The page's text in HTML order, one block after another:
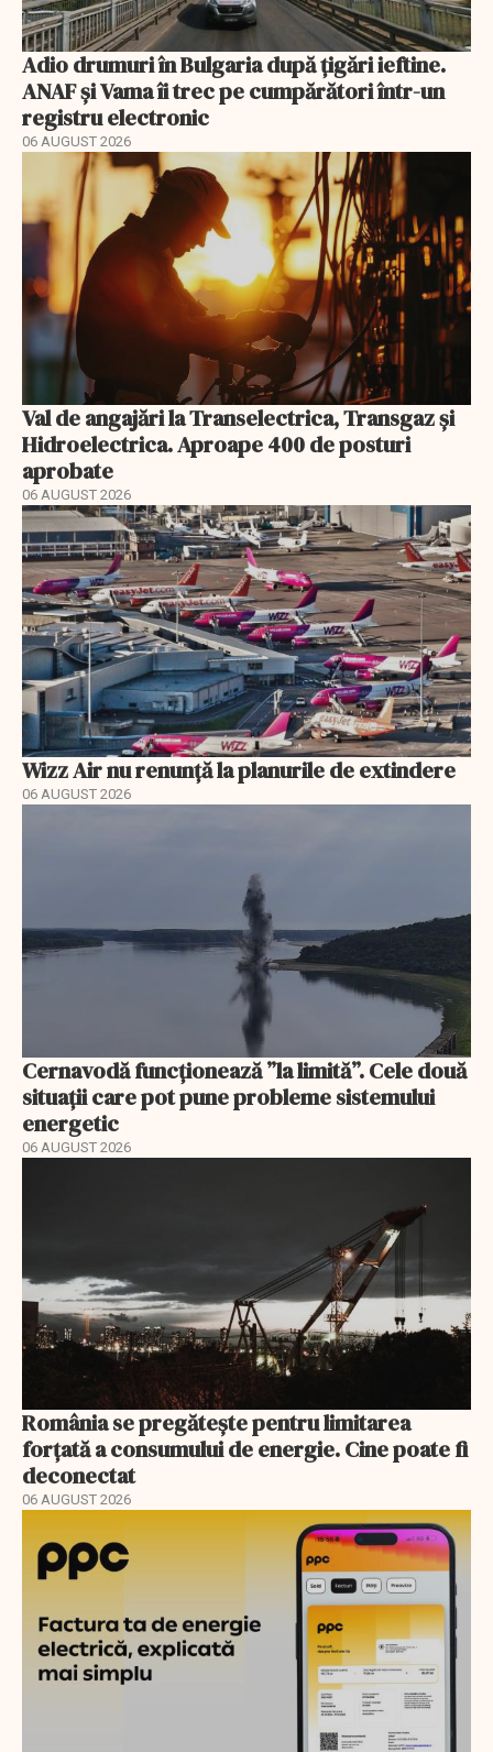
Adio drumuri în Bulgaria după țigări ieftine.
ANAF și Vama îi trec pe cumpărători într-un
registru electronic
06 AUGUST 2026
Val de angajări la Transelectrica, Transgaz și
Hidroelectrica. Aproape 400 de posturi
aprobate
06 AUGUST 2026
Wizz Air nu renunță la planurile de extindere
06 AUGUST 2026
Cernavodă funcționează ”la limită”. Cele două
situații care pot pune probleme sistemului
energetic
06 AUGUST 2026
România se pregătește pentru limitarea
forțată a consumului de energie. Cine poate fi
deconectat
06 AUGUST 2026